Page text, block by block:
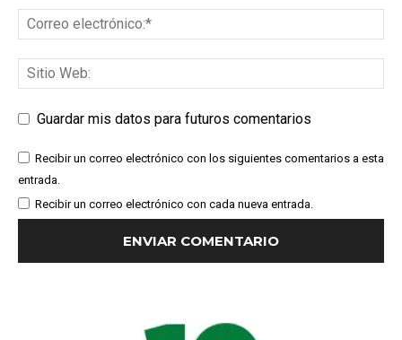
Guardar mis datos para futuros comentarios
Recibir un correo electrónico con los siguientes comentarios a esta
entrada.
Recibir un correo electrónico con cada nueva entrada.